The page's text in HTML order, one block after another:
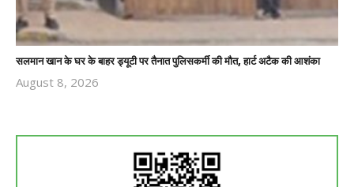
सलमान खान के घर के बाहर ड्यूटी पर तैनात पुलिसकर्मी की मौत, हार्ट अटैक की आशंका
August 8, 2026